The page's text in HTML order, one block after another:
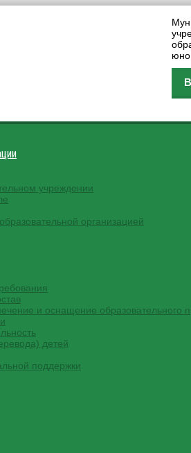
учреждении
организацией
и оснащение образовательного
детей
поддержки